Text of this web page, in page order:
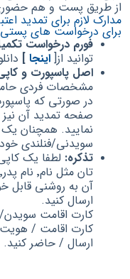
از طریق پست و هم حضوری
مدارک لازم برای تمدید
برای درخواست های
فورم درخواست
توانید از[ اینجا ]
اصل پاسپورت و
مشخصات فردی
در صورتی که
صفحه تمدید آن نیز
نمایید. همچنان
سویدنی/فنلندی
تذکره: لطفا یک
ارسال کنید.
کارت اقامت
کارت اقامت / هویت
ارسال / حاضر کنید.